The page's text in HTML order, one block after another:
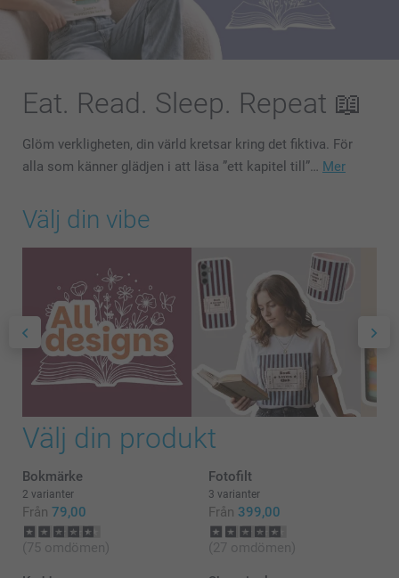
Eat. Read. Sleep. Repeat 📖
Glöm verkligheten, din värld kretsar kring det fiktiva. För
alla som känner glädjen i att läsa ”ett kapitel till”… Mer
Välj din vibe
Välj din produkt
Bokmärke
2 varianter
Från 79,00
(75 omdömen)
Fotofilt
3 varianter
Från 399,00
(27 omdömen)